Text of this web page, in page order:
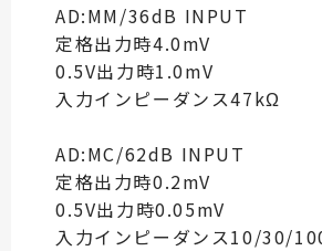
AD:MM/36dB INPUT
定格出力時4.0mV
0.5V出力時1.0mV
入力インピーダンス47kΩ
AD:MC/62dB INPUT
定格出力時0.2mV
0.5V出力時0.05mV
入力インピーダンス10/30/